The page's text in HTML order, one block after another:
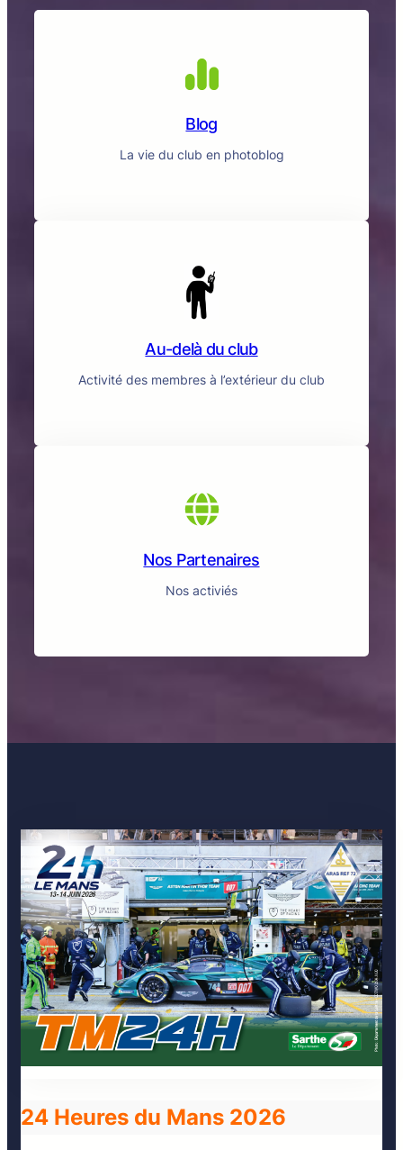
Blog
La vie du club en photoblog
Au-delà du club
Activité des membres à l’extérieur du club
Nos Partenaires
Nos activiés
24 Heures du Mans 2026